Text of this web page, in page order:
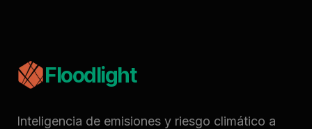
Floodlight
Inteligencia de emisiones y riesgo climático a